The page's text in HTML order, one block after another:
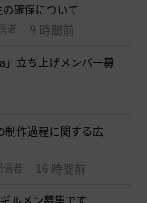
確保について
者 9 時間前
立ち上げメンバー募
制作過程に関する広
者 16 時間前